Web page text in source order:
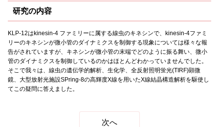
研究の内容
KLP-12はkinesin-4 ファミリーに属する線虫のキネシンで、kinesin-4ファミ
リーのキネシンが微小管のダイナミクスを制御する現象については様々な報
告がされていますが、キネシンが微小管の末端でどのように振る舞い、微小
管のダイナミクスを制御しているのかはほとんどわかっていませんでした。
そこで我々は、線虫の遺伝学的解析、生化学、全反射照明蛍光(TIRF)顕微
鏡、大型放射光施設SPring-8の高輝度X線を用いたX線結晶構造解析を駆使し
てこの疑問に答えました。
次へ